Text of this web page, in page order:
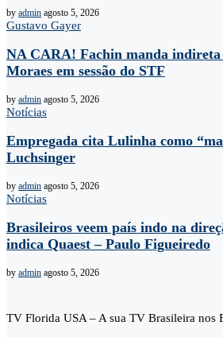
by admin agosto 5, 2026
Gustavo Gayer
NA CARA! Fachin manda
Moraes em sessão do STF
by admin agosto 5, 2026
Notícias
Empregada cita Lulinha como
Luchsinger
by admin agosto 5, 2026
Notícias
Brasileiros veem país indo na
indica Quaest – Paulo Figueiredo
by admin agosto 5, 2026
TV Florida USA – A sua TV Brasileira nos